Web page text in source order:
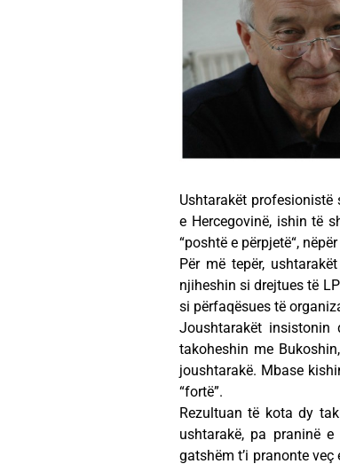
Ushtarakët profesionistë
e Hercegovinë, ishin të
“poshtë e përpjetë“,
Për më tepër,
njiheshin si drejtues të
si përfaqësues të
Joushtarakët insistonin
takoheshin me
joushtarakë. Mbase
“fortë”.
Rezultuan të kota dy
ushtarakë, pa praninë
gatshëm t’i pranonte